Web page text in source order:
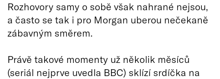
Rozhovory samy o sobě však nahrané nejsou,
a často se tak i pro Morgan uberou nečekaně
zábavným směrem.
Právě takové momenty už několik měsíců
(seriál nejprve uvedla BBC) sklízí srdíčka na